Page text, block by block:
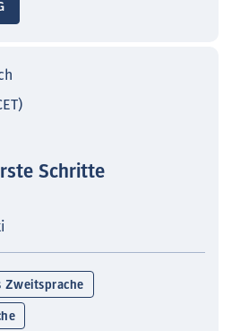
Schritte
Zweitsprache